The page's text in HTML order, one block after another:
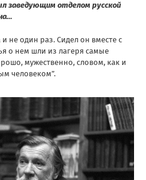
заведующим отделом русской
не один раз. Сидел он вместе с
о нем шли из лагеря самые
мужественно, словом, как и
человеком”.